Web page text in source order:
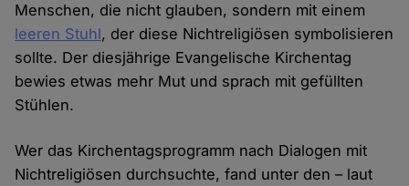
Menschen, die nicht glauben, sondern mit einem
leeren Stuhl, der diese Nichtreligiösen symbolisieren
sollte. Der diesjährige Evangelische Kirchentag
bewies etwas mehr Mut und sprach mit gefüllten
Stühlen.
Wer das Kirchentagsprogramm nach Dialogen mit
Nichtreligiösen durchsuchte, fand unter den – laut